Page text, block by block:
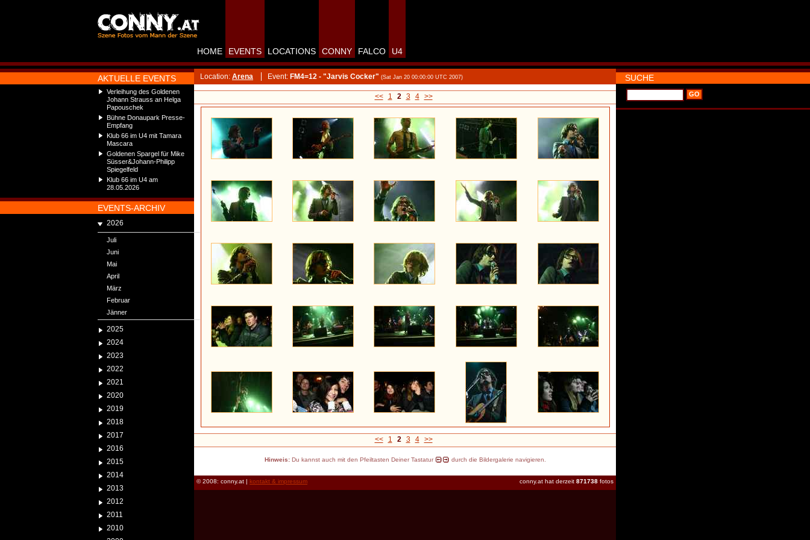
AKTUELLE EVENTS
Verleihung des Goldenen
Johann Strauss an Helga
Papouschek
Bühne Donaupark Presse-
Empfang
Klub 66 im U4 mit Tamara
Mascara
Goldenen Spargel für Mike
Süsser&Johann-Philipp
Spiegelfeld
Klub 66 im U4 am
28.05.2026
EVENTS-ARCHIV
2026
Juli
Juni
Mai
April
März
Februar
Jänner
2025
2024
2023
2022
2021
2020
2019
2018
2017
2016
2015
2014
2013
2012
2011
2010
HOME EVENTS LOCATIONS CONNY FALCO U4
Location: Arena Event: FM4=12 - "Jarvis Cocker" (Sat Jan 20 00:00:00 UTC 2007)
<< 1 2 3 4 >>
<< 1 2 3 4 >>
Hinweis:Du kannst auch mit den Pfeiltasten Deiner Tastatur durch die Bildergalerie navigieren.
conny.at hat derzeit 871738 fotos
© 2008: conny.at | kontakt & impressum
SUCHE